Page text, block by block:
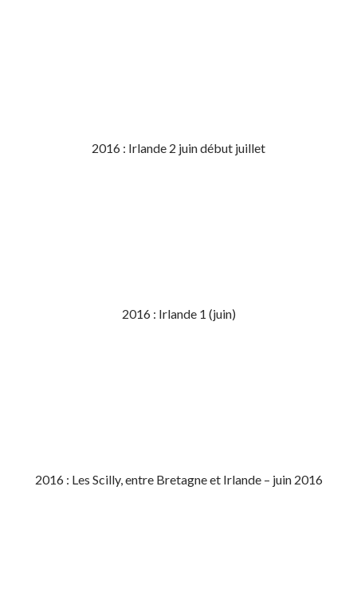
2016 : Irlande 2 juin début juillet
2016 : Irlande 1 (juin)
2016 : Les Scilly, entre Bretagne et Irlande – juin 2016